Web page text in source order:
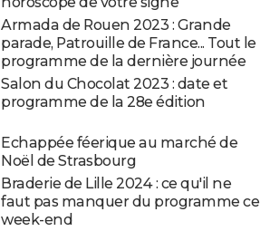
Armada de Rouen 2023 : Grande
parade, Patrouille de France... Tout le
programme de la dernière journée
Salon du Chocolat 2023 : date et
programme de la 28e édition
Echappée féerique au marché de
Noël de Strasbourg
Braderie de Lille 2024 : ce qu'il ne
faut pas manquer du programme ce
week-end